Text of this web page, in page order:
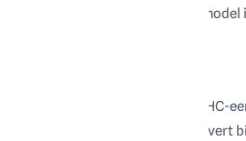
standaarduitrusting is dit
een vloeistofgekoelde 495 cc
lage gearing soepele kracht